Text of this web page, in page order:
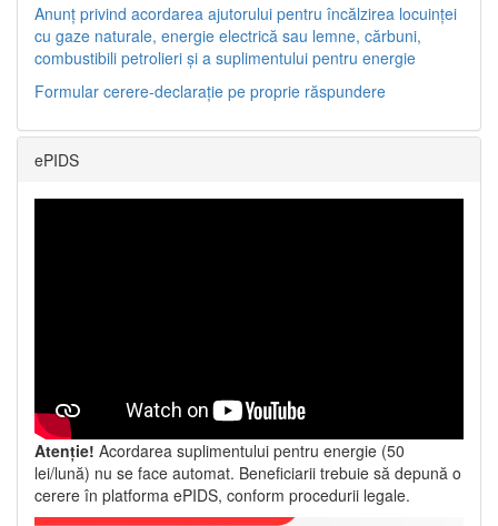
Anunț privind acordarea ajutorului pentru încălzirea locuinței
cu gaze naturale, energie electrică sau lemne, cărbuni,
combustibili petrolieri și a suplimentului pentru energie
Formular cerere-declarație pe proprie răspundere
ePIDS
Atenție! Acordarea suplimentului pentru energie (50
lei/lună) nu se face automat. Beneficiarii trebuie să depună o
cerere în platforma ePIDS, conform procedurii legale.